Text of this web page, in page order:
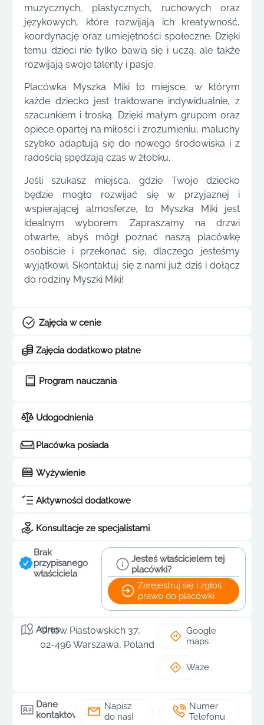
muzycznych, plastycznych, ruchowych oraz
językowych, które rozwijają ich kreatywność,
koordynację oraz umiejętności społeczne. Dzięki
temu dzieci nie tylko bawią się i uczą, ale także
rozwijają swoje talenty i pasje.
Placówka Myszka Miki to miejsce, w którym
każde dziecko jest traktowane indywidualnie, z
szacunkiem i troską. Dzięki małym grupom oraz
opiece opartej na miłości i zrozumieniu, maluchy
szybko adaptują się do nowego środowiska i z
radością spędzają czas w żłobku.
Jeśli szukasz miejsca, gdzie Twoje dziecko
będzie mogło rozwijać się w przyjaznej i
wspierającej atmosferze, to Myszka Miki jest
idealnym wyborem. Zapraszamy na drzwi
otwarte, abyś mógł poznać naszą placówkę
osobiście i przekonać się, dlaczego jesteśmy
wyjątkowi. Skontaktuj się z nami już dziś i dołącz
do rodziny Myszki Miki!
Zajęcia w cenie
Zajęcia dodatkowo płatne
Program nauczania
Udogodnienia
Placówka posiada
Wyżywienie
Aktywności dodatkowe
Konsultacje ze specjalistami
Brak
przypisanego
właściciela
Jesteś właścicielem tej
placówki?
Zarejestruj się i zgłoś
prawo do placówki
Adres
Orłów Piastowskich 37,
02-496 Warszawa, Poland
Google
maps
Waze
Dane
kontaktowe
Napisz
do nas!
Numer
Telefonu